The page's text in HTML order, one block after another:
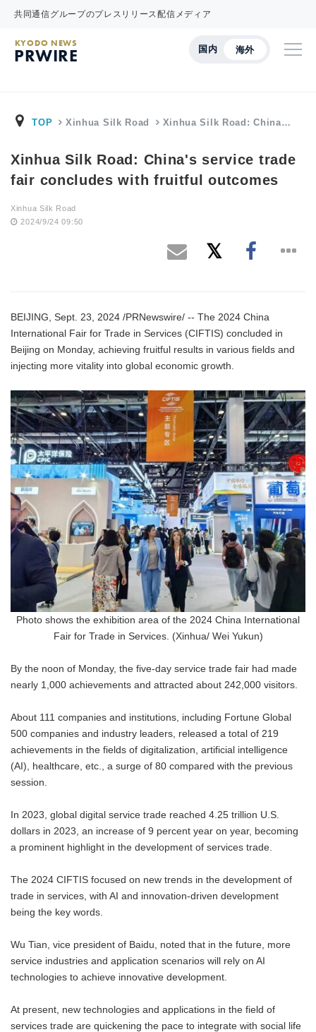
共同通信グループのプレスリリース配信メディア
国内 海外
KYODO NEWS
PRWIRE
TOP Xinhua Silk Road Xinhua Silk Road: China…
Xinhua Silk Road: China's service trade
fair concludes with fruitful outcomes
Xinhua Silk Road
2024/9/24 09:50
BEIJING, Sept. 23, 2024 /PRNewswire/ -- The 2024 China
International Fair for Trade in Services (CIFTIS) concluded in
Beijing on Monday, achieving fruitful results in various fields and
injecting more vitality into global economic growth.
Photo shows the exhibition area of the 2024 China International
Fair for Trade in Services. (Xinhua/ Wei Yukun)
By the noon of Monday, the five-day service trade fair had made
nearly 1,000 achievements and attracted about 242,000 visitors.
About 111 companies and institutions, including Fortune Global
500 companies and industry leaders, released a total of 219
achievements in the fields of digitalization, artificial intelligence
(AI), healthcare, etc., a surge of 80 compared with the previous
session.
In 2023, global digital service trade reached 4.25 trillion U.S.
dollars in 2023, an increase of 9 percent year on year, becoming
a prominent highlight in the development of services trade.
The 2024 CIFTIS focused on new trends in the development of
trade in services, with AI and innovation-driven development
being the key words.
Wu Tian, vice president of Baidu, noted that in the future, more
service industries and application scenarios will rely on AI
technologies to achieve innovative development.
At present, new technologies and applications in the field of
services trade are quickening the pace to integrate with social life